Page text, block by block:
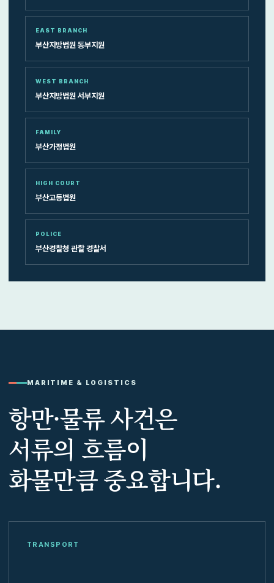
EAST BRANCH
부산지방법원 동부지원
WEST BRANCH
부산지방법원 서부지원
FAMILY
부산가정법원
HIGH COURT
부산고등법원
POLICE
부산경찰청 관할 경찰서
MARITIME & LOGISTICS
항만·물류 사건은
서류의 흐름이
화물만큼 중요합니다.
TRANSPORT